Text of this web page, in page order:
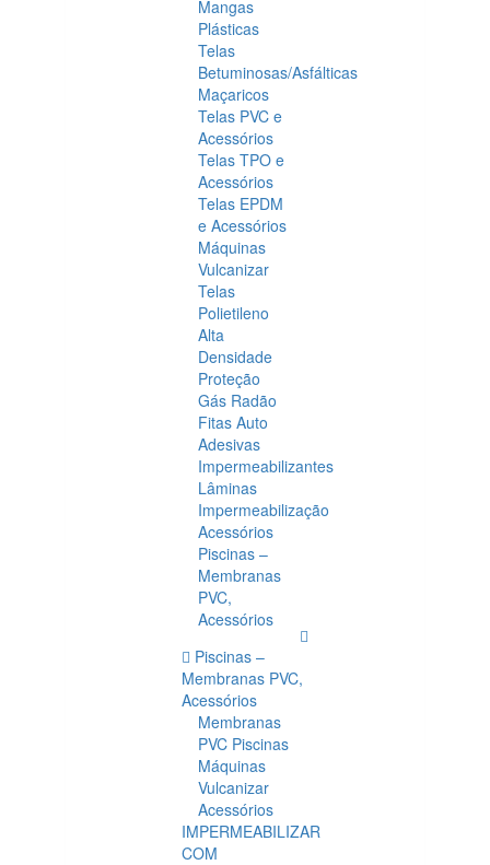
Mangas
Plásticas
Telas
Betuminosas/Asfálticas
Maçaricos
Telas PVC e
Acessórios
Telas TPO e
Acessórios
Telas EPDM
e Acessórios
Máquinas
Vulcanizar
Telas
Polietileno
Alta
Densidade
Proteção
Gás Radão
Fitas Auto
Adesivas
Impermeabilizantes
Lâminas
Impermeabilização
Acessórios
Piscinas –
Membranas
PVC,
Acessórios
Piscinas –
Membranas PVC,
Acessórios
Membranas
PVC Piscinas
Máquinas
Vulcanizar
Acessórios
IMPERMEABILIZAR
COM